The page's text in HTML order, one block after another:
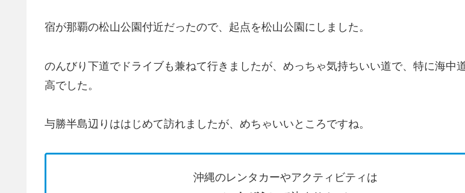
宿が那覇の松山公園付近だったので、起点を松山公園にしました。
のんびり下道でドライブも兼ねて行きましたが、めっちゃ気持ちいい道で、特に海中
高でした。
与勝半島辺りははじめて訪れましたが、めちゃいいところですね。
沖縄のレンタカーやアクティビティは